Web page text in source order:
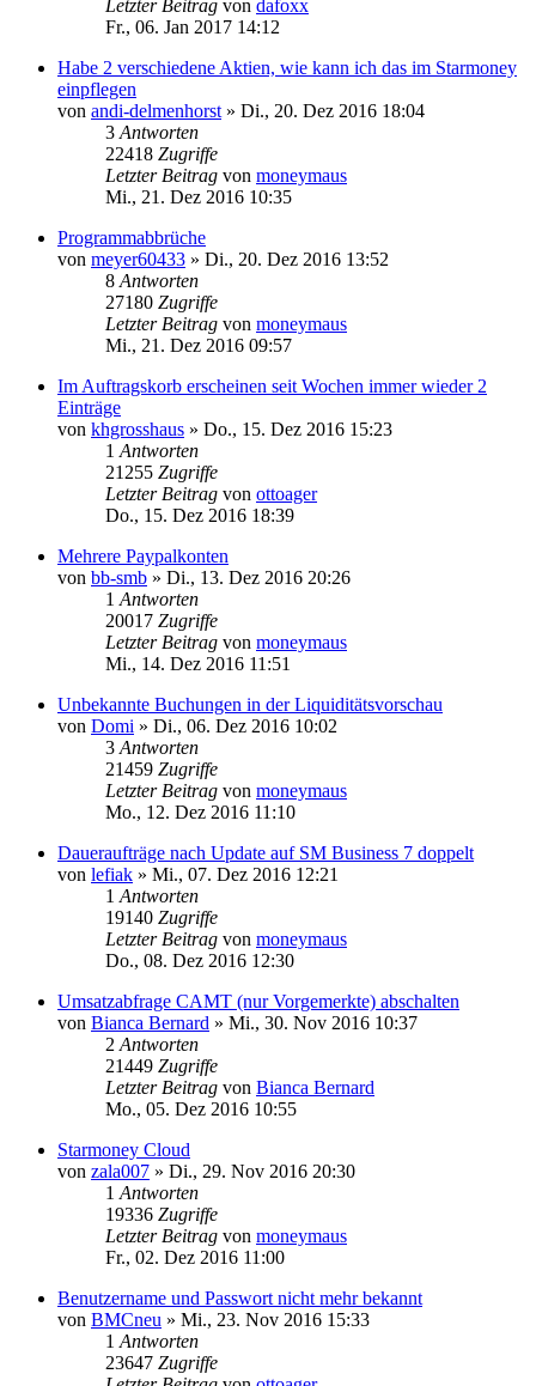
Letzter Beitrag von dafoxx
Fr., 06. Jan 2017 14:12
Habe 2 verschiedene Aktien, wie kann ich das im Starmoney
einpflegen
von andi-delmenhorst » Di., 20. Dez 2016 18:04
3 Antworten
22418 Zugriffe
Letzter Beitrag von moneymaus
Mi., 21. Dez 2016 10:35
Programmabbrüche
von meyer60433 » Di., 20. Dez 2016 13:52
8 Antworten
27180 Zugriffe
Letzter Beitrag von moneymaus
Mi., 21. Dez 2016 09:57
Im Auftragskorb erscheinen seit Wochen immer wieder 2
Einträge
von khgrosshaus » Do., 15. Dez 2016 15:23
1 Antworten
21255 Zugriffe
Letzter Beitrag von ottoager
Do., 15. Dez 2016 18:39
Mehrere Paypalkonten
von bb-smb » Di., 13. Dez 2016 20:26
1 Antworten
20017 Zugriffe
Letzter Beitrag von moneymaus
Mi., 14. Dez 2016 11:51
Unbekannte Buchungen in der Liquiditätsvorschau
von Domi » Di., 06. Dez 2016 10:02
3 Antworten
21459 Zugriffe
Letzter Beitrag von moneymaus
Mo., 12. Dez 2016 11:10
Daueraufträge nach Update auf SM Business 7 doppelt
von lefiak » Mi., 07. Dez 2016 12:21
1 Antworten
19140 Zugriffe
Letzter Beitrag von moneymaus
Do., 08. Dez 2016 12:30
Umsatzabfrage CAMT (nur Vorgemerkte) abschalten
von Bianca Bernard » Mi., 30. Nov 2016 10:37
2 Antworten
21449 Zugriffe
Letzter Beitrag von Bianca Bernard
Mo., 05. Dez 2016 10:55
Starmoney Cloud
von zala007 » Di., 29. Nov 2016 20:30
1 Antworten
19336 Zugriffe
Letzter Beitrag von moneymaus
Fr., 02. Dez 2016 11:00
Benutzername und Passwort nicht mehr bekannt
von BMCneu » Mi., 23. Nov 2016 15:33
1 Antworten
23647 Zugriffe